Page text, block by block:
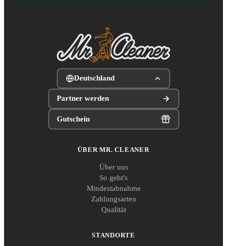
Deutschland
Partner werden
Gutschein
ÜBER MR. CLEANER
Über uns
So geht's
Mindestabnahme
Zahlungsarten
Qualität
STANDORTE